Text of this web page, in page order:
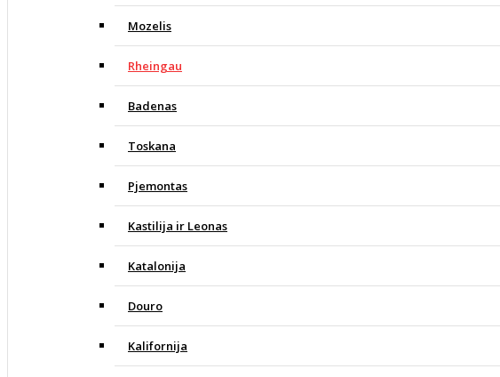
Mozelis
Rheingau
Badenas
Toskana
Pjemontas
Kastilija ir Leonas
Katalonija
Douro
Kalifornija